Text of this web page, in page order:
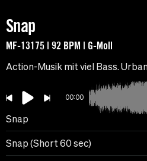
Snap
MF-13175 | 92 BPM | G-Moll
Action-Musik mit viel Bass.
00:00
Snap
Snap (Short 60 sec)